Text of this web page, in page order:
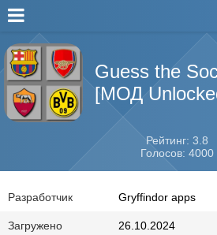
Guess the
[МОД
Рейтинг: 3.8
Голосов: 4000
Разработчик Gryffindor apps
Загружено 26.10.2024